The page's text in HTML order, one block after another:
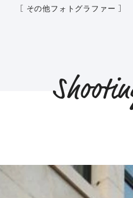
［ その他フォトグラファー ］